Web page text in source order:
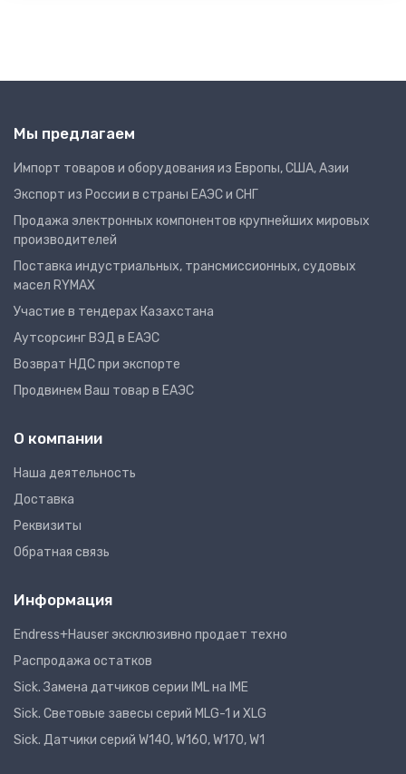
Мы предлагаем
Импорт товаров и оборудования из Европы, США, Азии
Экспорт из России в страны ЕАЭС и СНГ
Продажа электронных компонентов крупнейших мировых
производителей
Поставка индустриальных, трансмиссионных, судовых
масел RYMAX
Участие в тендерах Казахстана
Аутсорсинг ВЭД в ЕАЭС
Возврат НДС при экспорте
Продвинем Ваш товар в ЕАЭС
О компании
Наша деятельность
Доставка
Реквизиты
Обратная связь
Информация
Endress+Hauser эксклюзивно продает техно
Распродажа остатков
Sick. Замена датчиков серии IML на IME
Sick. Световые завесы серий MLG-1 и XLG
Sick. Датчики серий W140, W160, W170, W1